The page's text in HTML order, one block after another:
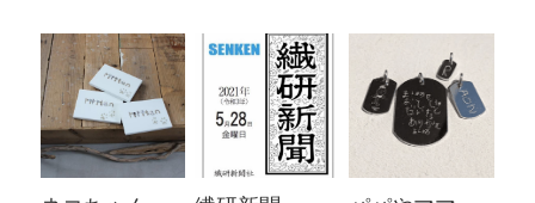
Instagram
SNS
WEB SHOP